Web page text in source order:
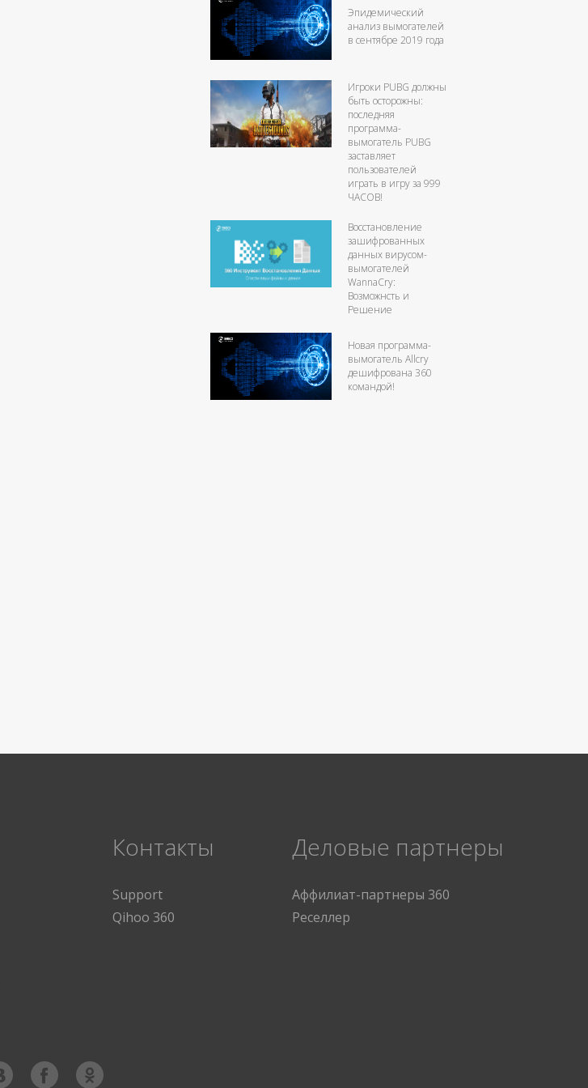
Эпидемический
анализ вымогателей
в сентябре 2019 года
Игроки PUBG должны
быть осторожны:
последняя
программа-
вымогатель PUBG
заставляет
пользователей
играть в игру за 999
ЧАСОВ!
Восстановление
зашифрованных
данных вирусом-
вымогателей
WannaCry:
Возможнсть и
Решение
Новая программа-
вымогатель Allcry
дешифрована 360
командой!
Контакты
Support
Qihoo 360
Деловые партнеры
Аффилиат-партнеры 360
Реселлер